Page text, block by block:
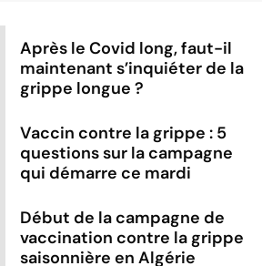
Après le Covid long, faut-il
maintenant s’inquiéter de la
grippe longue ?
Vaccin contre la grippe : 5
questions sur la campagne
qui démarre ce mardi
Début de la campagne de
vaccination contre la grippe
saisonnière en Algérie